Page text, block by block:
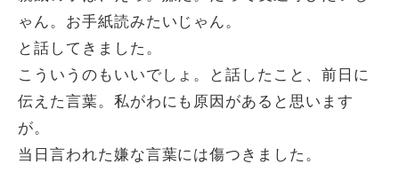
ゃん。お手紙読みたいじゃん。
と話してきました。
こういうのもいいでしょ。と話したこと、前日に
伝えた言葉。私がわにも原因があると思います
が。
当日言われた嫌な言葉には傷つきました。